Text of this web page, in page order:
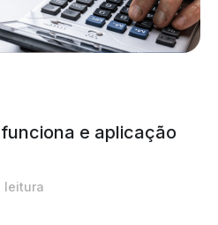
e aplicação
leitura